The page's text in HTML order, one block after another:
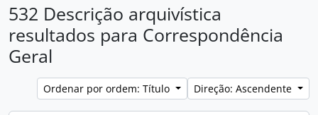
532 Descrição arquivística
resultados para Correspondência
Geral
Ordenar por ordem: Título Direção: Ascendente